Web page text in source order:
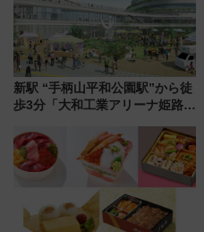
新駅 “手柄山平和公園駅”から徒
歩3分「大和工業アリーナ姫路」
大相撲巡業など 豪華イベントと
アクセス